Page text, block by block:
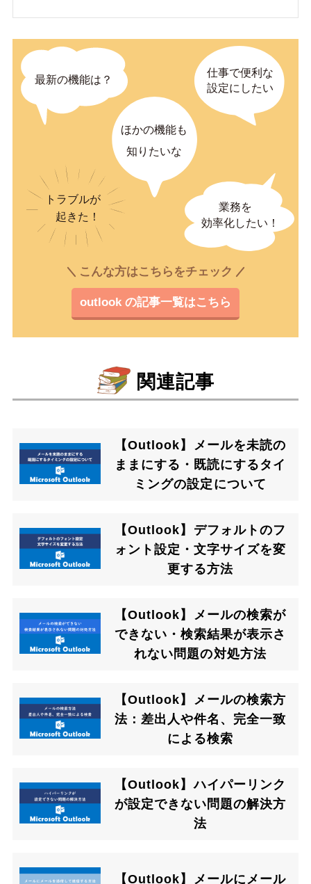
こんな方はこちらをチェック
outlook の記事一覧はこちら
関連記事
【Outlook】メールを未読の
ままにする・既読にするタイ
ミングの設定について
【Outlook】デフォルトのフ
ォント設定・文字サイズを変
更する方法
【Outlook】メールの検索が
できない・検索結果が表示さ
れない問題の対処方法
【Outlook】メールの検索方
法：差出人や件名、完全一致
による検索
【Outlook】ハイパーリンク
が設定できない問題の解決方
法
【Outlook】メールにメール